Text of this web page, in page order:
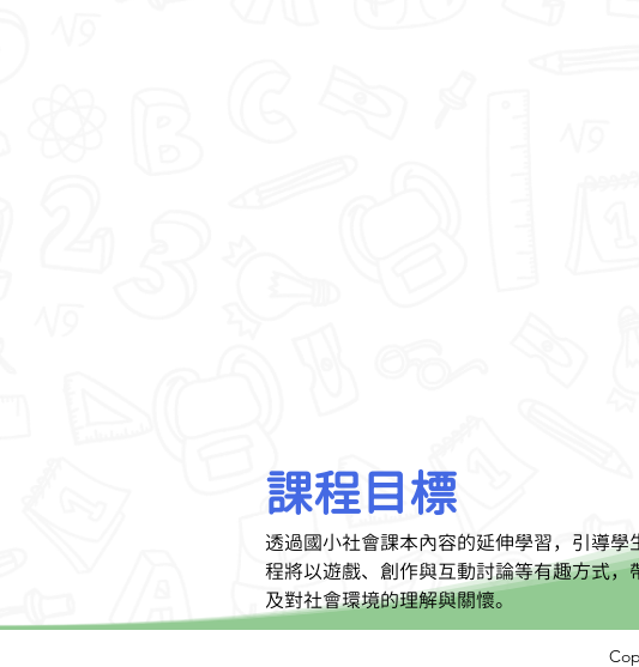
課程目標
透過國小社會課本內容的延伸學習，引導
程將以遊戲、創作與互動討論等有趣方式
及對社會環境的理解與關懷。